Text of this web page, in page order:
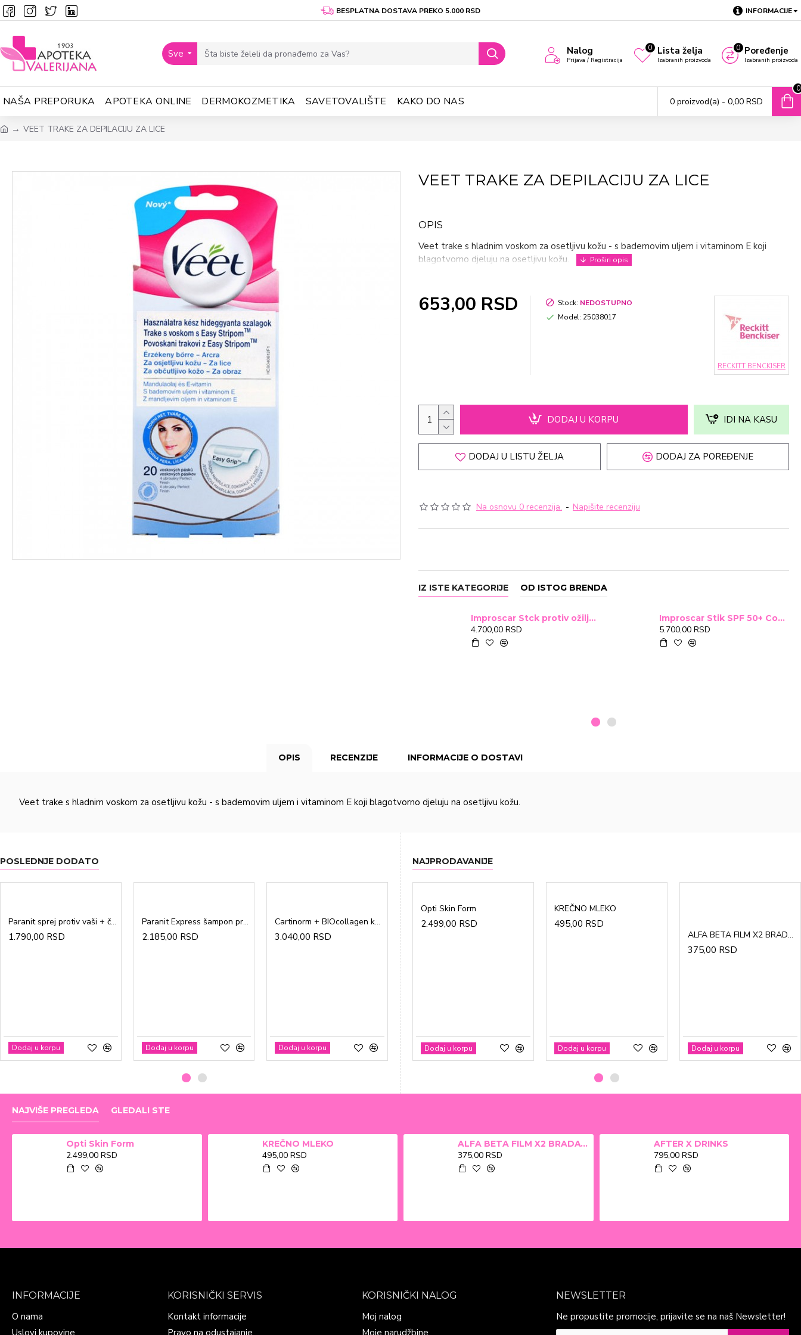
BESPLATNA DOSTAVA PREKO 5.000 RSD INFORMACIJE
Sve Nalog
Prijava / Registracija
Lista želja
Izabranih proizvoda
0 Poređenje
Izabranih proizvoda
0
NAŠA PREPORUKA APOTEKA ONLINE DERMOKOZMETIKA SAVETOVALIŠTE KAKO DO NAS 0 proizvod(a) - 0,00 RSD
0
VEET TRAKE ZA DEPILACIJU ZA LICE
VEET TRAKE ZA DEPILACIJU ZA LICE
OPIS
Veet trake s hladnim voskom za osetljivu kožu - s bademovim uljem i vitaminom E koji
blagotvorno djeluju na osetljivu kožu.
Na osnovu 0 recenzija. - Napišite recenziju
653,00 RSD Stock: NEDOSTUPNO
Model: 25038017
RECKITT BENCKISER
DODAJ U KORPU IDI NA KASU
DODAJ U LISTU ŽELJA DODAJ ZA POREĐENJE
IZ ISTE KATEGORIJE OD ISTOG BRENDA
Improscar Stck protiv ožiljaka 4,6g
4.700,00 RSD
Improscar Stik SPF 50+ Conceal 6,9g (tonirani)
5.700,00 RSD
OPIS RECENZIJE INFORMACIJE O DOSTAVI
Veet trake s hladnim voskom za osetljivu kožu - s bademovim uljem i vitaminom E koji blagotvorno djeluju na osetljivu kožu.
POSLEDNJE DODATO
Paranit sprej protiv vaši + češalj 100ml
1.790,00 RSD
Dodaj u korpu
Paranit Express šampon protiv vaši + češalj 200ml
2.185,00 RSD
Dodaj u korpu
Cartinorm + BIOcollagen kesice a20
3.040,00 RSD
Dodaj u korpu Dodaj u korpu Dodaj u korpu Dodaj u korpu
NAJPRODAVANIJE
Opti Skin Form
2.499,00 RSD
Dodaj u korpu
KREČNO MLEKO
495,00 RSD
Dodaj u korpu
ALFA BETA FILM X2 BRADAVICE, KURJE OKO 15ml
375,00 RSD
Dodaj u korpu
NAJVIŠE PREGLEDA GLEDALI STE
Opti Skin Form
2.499,00 RSD
KREČNO MLEKO
495,00 RSD
ALFA BETA FILM X2 BRADAVICE, KURJE OKO 15ml
375,00 RSD
AFTER X DRINKS
795,00 RSD
INFORMACIJE
O nama
Uslovi kupovine
KORISNIČKI SERVIS
Kontakt informacije
Pravo na odustajanje
KORISNIČKI NALOG
Moj nalog
Moje narudžbine
NEWSLETTER
Ne propustite promocije, prijavite se na naš Newsletter!